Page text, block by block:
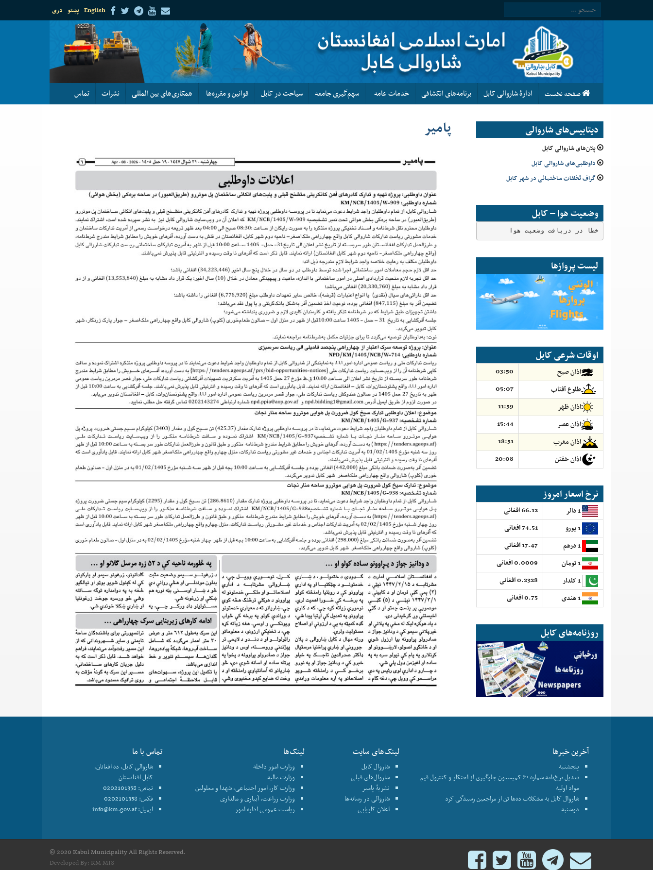
دری پښتو English
صفحه نخست ادارۀ شاروالی کابل برنامه‌های انکشافی خدمات عامه سهم‌گیری جامعه سیاحت در کابل قوانین و مقرره‌ها همکاری‌های بین المللی نشرات تماس
دیتابیس‌های شاروالی
پلان‌های شاروالی کابل
داوطلبی‌های شاروالی کابل
گراف تخلفات ساختمانی در شهر کابل
وضعیت هوا – کابل
خطا در دریافت وضعیت هوا
لیست پروازها
اوقات شرعی کابل
اذان صبح
03:50
طلوع آفتاب
05:07
اذان ظهر
11:59
اذان عصر
15:44
اذان مغرب
18:51
اذان خفتن
20:08
نرخ اسعار امروز
66.12 افغانی
74.51 افغانی
17.47 افغانی
0.0009 افغانی
0.2328 افغانی
0.75 افغانی
روزنامه‌های کابل
پامیر
آخرین خبرها
پنجشنبه
تعدیل نرخ‌نامه شماره ۶۰ کمیسیون جلوگیری از احتکار و کنترول قیم
مواد اولیه
شاروال کابل به مشکلات ده‌ها تن از مراجعین رسیدگی کرد
دوشنبه
لینک‌های سایت
شاروال کابل
شاروال‌های قبلی
نشریۀ پامیر
شاروالی در رسانه‌ها
اعلان کاریابی
لینک‌ها
وزارت امور داخله
وزارت مالیه
وزارت کار، امور اجتماعی، شهدا و معلولین
وزارت زراعت، آبیاری و مالداری
ریاست عمومی اداره امور
تماس با ما
شاروالی کابل، ده افغانان،
کابل افغانستان
تماس: 0202101358
فکس: 0202101358
ایمیل:info@km.gov.af
© 2020 Kabul Municipality All Rights Reserved.
Developed By: KM MIS